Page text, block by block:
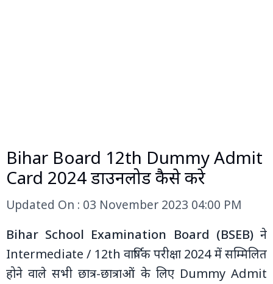
Bihar Board 12th Dummy Admit
Card 2024 डाउनलोड कैसे करे
Updated On : 03 November 2023 04:00 PM
Bihar School Examination Board (BSEB)ने
Intermediate / 12th वार्षिक परीक्षा 2024 में सम्मिलित
होने वाले सभी छात्र-छात्राओं के लिए Dummy Admit